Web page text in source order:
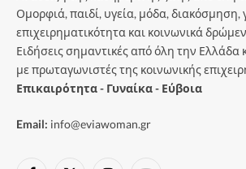
Ομορφιά, παιδί, υγεία, μόδα, διακόσμηση,
επιχειρηματικότητα και κοινωνικά
Ειδήσεις σημαντικές από όλη την Ελλάδα
με πρωταγωνιστές της κοινωνικής
Επικαιρότητα - Γυναίκα - Εύβοια
Email: info@eviawoman.gr